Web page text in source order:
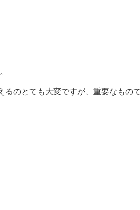
のとても大変ですが、重要なも